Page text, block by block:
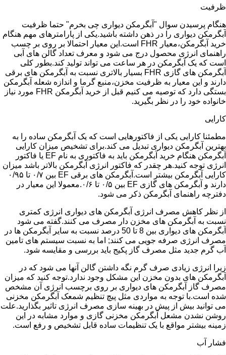
ظرفیت
هنگام پرسیدن سوال "آبگرمکن دیواری چی بخرم" حتما ظرفیت
آبگرمکن دیواری را در ذهن داشته باشید.یکی از پارامترهای مهم هنگام
خرید آبگرمکن،معیار FHR است.این معیار احتمالا بر روی بر چسب
راهنمای انرژی محصول درج می شود و معرف تعداد گالن های آبی
است که یک آبگرمکن در هر ساعت می تواند تولید کند.بطور کلی
آبگرمکن های گازی FHR بسیار بالاتری نسبت به آبگرمکن های برقی
دارند و این معیار به ظرفیت مخزن،منبع گرما و اندازه شعله آبگرمکن
بستگی دارد که توصیه می کنیم قبل از خرید آبگرمکن FHR مورد نیاز
خانواده خود را در نظر بگیرید.
کارایی
مطمئنا کارایی یکی از فاکتورهایی است که یک آبگرمکن ساده را به
بهترین آبگرمکن دیواری تبدیل می کند.برای تشخیص میزان کارایی
آبگرمکن هنگام خرید آبگرمکن باید به فاکتوری به نام EF یا فاکتور
انرژی توجه کنید.هر چقدر که فاکتور انرژی آبگرمکن بالاتر باشد میزان
کارایی آبگرمکن بیشتر است.آبگرمکن های برقی EF بین ۰/۷ تا ۰/۹۵
دارند و آبگرمکن های گازی EF بین ۰/۵ تا ۰/۶.معمولا این معیار در
دفترچه راهنمای آبگرمکن ذکر می شود.
از نظر کاهش مصرف انرژی آبگرمکن های دیواری انرژی کمتری
نسبت به آبگرمکن های مخزن دار مصرف می کنند.گفته می شود
آبگرمکن های دیواری بین 8 تا 50 درصد نسبت به سایر آبگرمکن ها در
مصرف انرژی صرفه جویی می کنند; اما به نسبت سیستم های تامین
آب گرم جدید مثل مصرف گاز پکیج باید بررسی و مقایسه شود.
زیرا انرژی زیادی صرف گرم نگه داشتن گالن آنها می شود که در
آبگرمکن های بدون مخزن این مشکل وجود ندارد.توجه کنید که میزان
مصرف گاز آبگرمکن های دیواری بر روی برچسب انرژی آن مشخص
شده است.با توجه به مواردی مثل پیچ تنظیم شمعک آبگرمکن مخزنی
می توانید بیش از پیش در بهینه سازی مصرف انرژی تاثیر بگذارید.علت
روشن نشدن مشعل آبگرمکن مخزنی گازی و موارد مشابه در این
زمینه بیشتر مواقع با یک تنظیمات ساده قابل تشخیص و رفع است.
فشار آب